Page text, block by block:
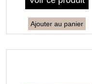
Ajouter au panier